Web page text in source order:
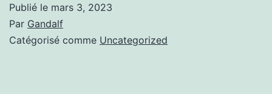
Publié le mars 3, 2023
Par Gandalf
Catégorisé comme Uncategorized